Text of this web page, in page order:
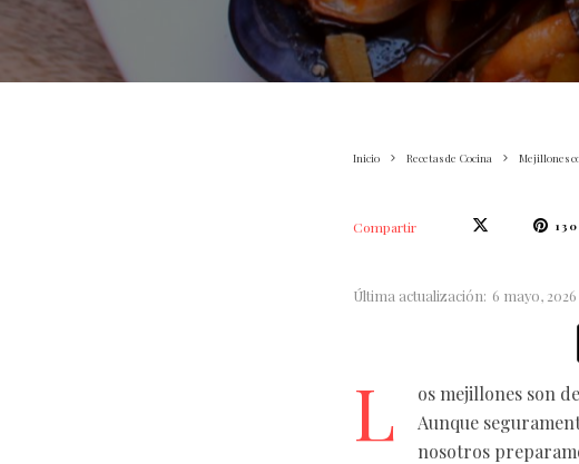
Inicio Recetas de Cocina Mejillones
Compartir 130
Última actualización: 6 mayo, 2026
L
os mejillones son
Aunque
nosotros